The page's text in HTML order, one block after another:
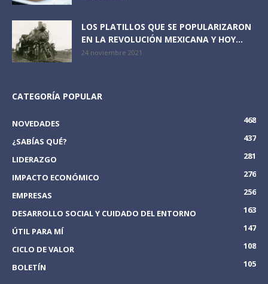
LOS PLATILLOS QUE SE POPULARIZARON
EN LA REVOLUCIÓN MEXICANA Y HOY...
24 noviembre 2021
CATEGORÍA POPULAR
NOVEDADES
468
¿SABÍAS QUÉ?
437
LIDERAZGO
281
IMPACTO ECONÓMICO
276
EMPRESAS
256
DESARROLLO SOCIAL Y CUIDADO DEL ENTORNO
163
ÚTIL PARA MÍ
147
CICLO DE VALOR
108
BOLETÍN
105